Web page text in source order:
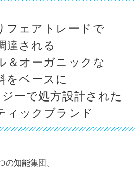
フェアトレードで
達される
＆オーガニックな
をベースに
ーで処方設計された
ィックブランド
の知能集団。